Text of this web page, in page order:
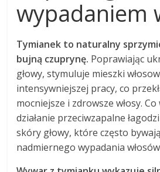
wypadaniem
Tymianek to naturalny
bujną czuprynę. Poprawiając
głowy, stymuluje mieszki
intensywniejszej pracy, co
mocniejsze i zdrowsze włosy.
działanie przeciwzapalne
skóry głowy, które często
nadmiernego wypadania